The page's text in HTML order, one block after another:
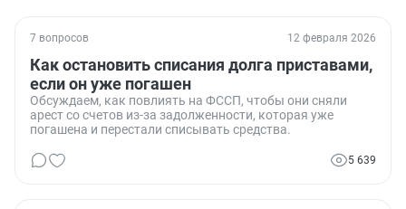
7 вопросов 12 февраля 2026
Как остановить списания долга приставами,
если он уже погашен
Обсуждаем, как повлиять на ФССП, чтобы они сняли
арест со счетов из-за задолженности, которая уже
погашена и перестали списывать средства.
5 639